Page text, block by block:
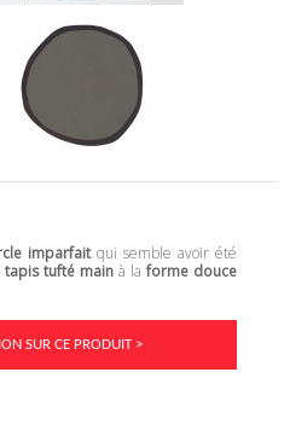
imparfaitqui semble avoir été
tapis tufté mainà laforme douce
SUR CE PRODUIT >